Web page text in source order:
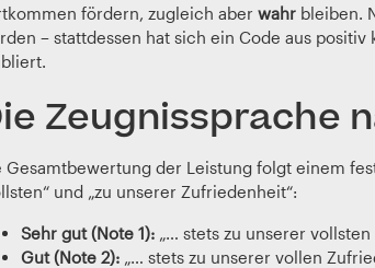
fördern, zugleich aber wahrbleiben.
– stattdessen hat sich ein Code aus
Zeugnissprache
Gesamtbewertung der Leistung folgt einem
und „zu unserer Zufriedenheit“:
Sehr gut (Note 1):„… stets zu unserer vollsten
Gut (Note 2):„… stets zu unserer vollen